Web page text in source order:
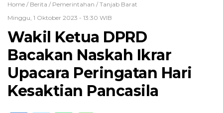
Home / Berita / Pemerintahan / Tanjab Barat
Minggu, 1 Oktober 2023 - 13:30 WIB
Wakil Ketua DPRD
Bacakan Naskah Ikrar
Upacara Peringatan Hari
Kesaktian Pancasila